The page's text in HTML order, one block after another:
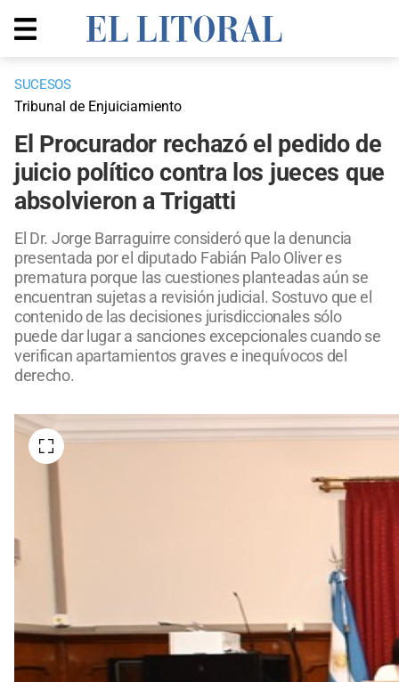
SUCESOS
Tribunal de Enjuiciamiento
El Procurador rechazó el pedido de
juicio político contra los jueces que
absolvieron a Trigatti
El Dr. Jorge Barraguirre consideró que la denuncia
presentada por el diputado Fabián Palo Oliver es
prematura porque las cuestiones planteadas aún se
encuentran sujetas a revisión judicial. Sostuvo que el
contenido de las decisiones jurisdiccionales sólo
puede dar lugar a sanciones excepcionales cuando se
verifican apartamientos graves e inequívocos del
derecho.